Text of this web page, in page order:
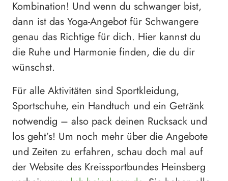
Kombination! Und wenn du schwanger bist,
dann ist das Yoga-Angebot für Schwangere
genau das Richtige für dich. Hier kannst du
die Ruhe und Harmonie finden, die du dir
wünschst.
Für alle Aktivitäten sind Sportkleidung,
Sportschuhe, ein Handtuch und ein Getränk
notwendig – also pack deinen Rucksack und
los geht’s! Um noch mehr über die Angebote
und Zeiten zu erfahren, schau doch mal auf
der Website des Kreissportbundes Heinsberg